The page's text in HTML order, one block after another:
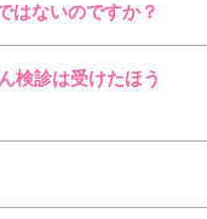
はないのですか？
検診は受けたほう